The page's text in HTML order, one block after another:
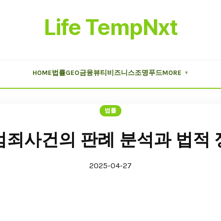
Life TempNxt
HOME법률GEO금융뷰티 비즈니스조명푸드MORE ▼
법률
죄사건의 판례 분석과 법적
2025-04-27